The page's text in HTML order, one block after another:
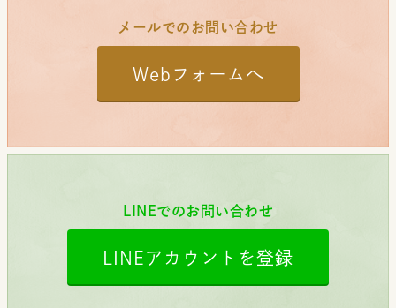
メールでのお問い合わせ
Webフォームへ
LINEでのお問い合わせ
LINEアカウントを登録